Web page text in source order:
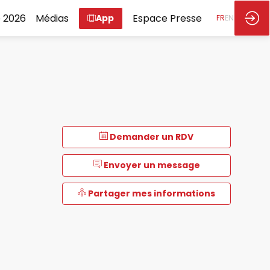
Médias App Espace Presse FREN
Demander un RDV
Envoyer un message
Partager mes informations